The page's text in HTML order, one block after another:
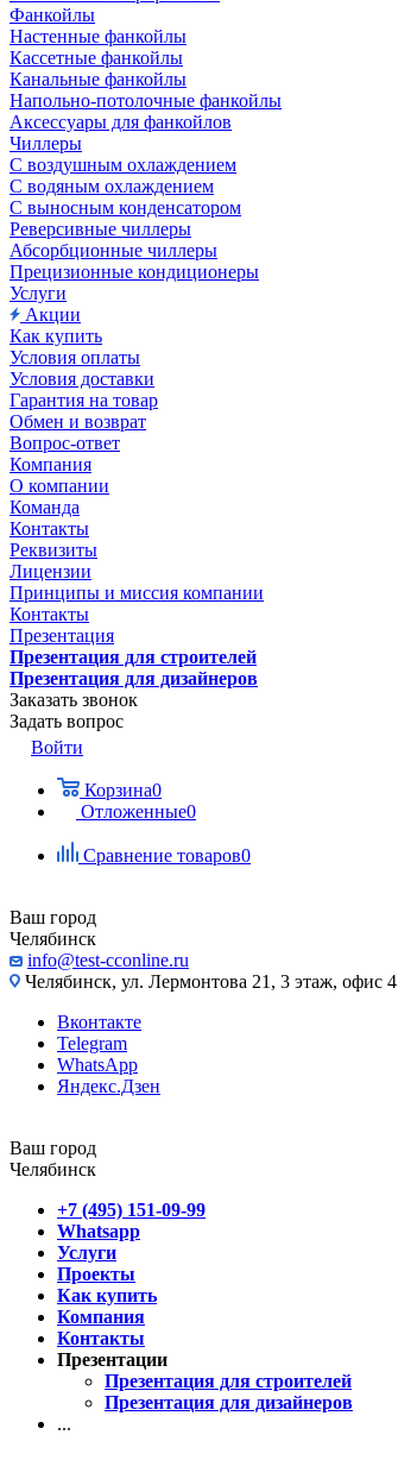
Фанкойлы
Настенные фанкойлы
Кассетные фанкойлы
Канальные фанкойлы
Напольно-потолочные фанкойлы
Аксессуары для фанкойлов
Чиллеры
С воздушным охлаждением
С водяным охлаждением
С выносным конденсатором
Реверсивные чиллеры
Абсорбционные чиллеры
Прецизионные кондиционеры
Услуги
Акции
Как купить
Условия оплаты
Условия доставки
Гарантия на товар
Обмен и возврат
Вопрос-ответ
Компания
О компании
Команда
Контакты
Реквизиты
Лицензии
Принципы и миссия компании
Контакты
Презентация
Презентация для строителей
Презентация для дизайнеров
Заказать звонок
Задать вопрос
Войти
Корзина0
Отложенные0
Сравнение товаров0
Ваш город
Челябинск
info@test-cconline.ru
Челябинск, ул. Лермонтова 21, 3 этаж, офис 4
Вконтакте
Telegram
WhatsApp
Яндекс.Дзен
Ваш город
Челябинск
+7 (495) 151-09-99
Whatsapp
Услуги
Проекты
Как купить
Компания
Контакты
Презентации
Презентация для строителей
Презентация для дизайнеров
...